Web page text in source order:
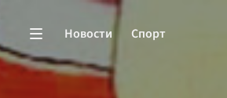
Новости Спорт